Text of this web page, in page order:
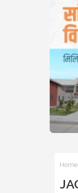
Home